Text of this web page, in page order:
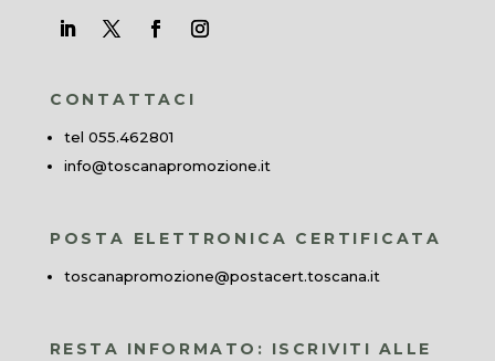
CONTATTACI
tel 055.462801
info@toscanapromozione.it
POSTA ELETTRONICA CERTIFICATA
toscanapromozione@postacert.toscana.it
RESTA INFORMATO: ISCRIVITI ALLE